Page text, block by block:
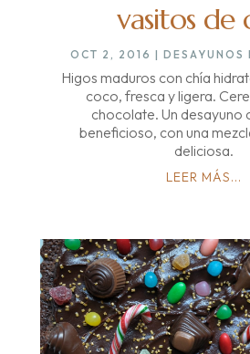
vasitos de
OCT 2, 2016 |DESAYUNOS
Higos maduros con chía
coco, fresca y ligera.
chocolate. Un desayuno
beneficioso, con una
deliciosa.
LEER MÁS...